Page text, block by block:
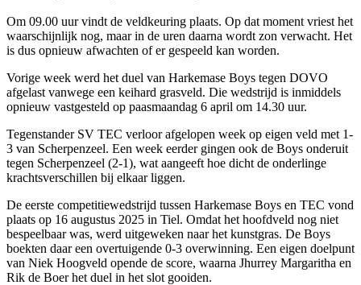
Om 09.00 uur vindt de veldkeuring plaats. Op dat moment vriest het
waarschijnlijk nog, maar in de uren daarna wordt zon verwacht. Het
is dus opnieuw afwachten of er gespeeld kan worden.
Vorige week werd het duel van Harkemase Boys tegen DOVO
afgelast vanwege een keihard grasveld. Die wedstrijd is inmiddels
opnieuw vastgesteld op paasmaandag 6 april om 14.30 uur.
Tegenstander SV TEC verloor afgelopen week op eigen veld met 1-
3 van Scherpenzeel. Een week eerder gingen ook de Boys onderuit
tegen Scherpenzeel (2-1), wat aangeeft hoe dicht de onderlinge
krachtsverschillen bij elkaar liggen.
De eerste competitiewedstrijd tussen Harkemase Boys en TEC vond
plaats op 16 augustus 2025 in Tiel. Omdat het hoofdveld nog niet
bespeelbaar was, werd uitgeweken naar het kunstgras. De Boys
boekten daar een overtuigende 0-3 overwinning. Een eigen doelpunt
van Niek Hoogveld opende de score, waarna Jhurrey Margaritha en
Rik de Boer het duel in het slot gooiden.